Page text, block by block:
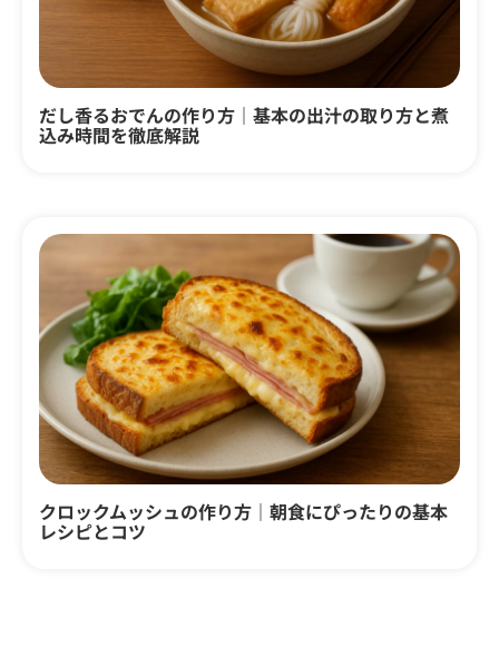
だし香るおでんの作り方｜基本の出汁の取り方と煮
込み時間を徹底解説
クロックムッシュの作り方｜朝食にぴったりの基本
レシピとコツ